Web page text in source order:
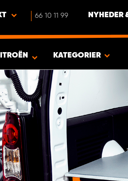
66 10 11 99 NYHEDER
PRODUKTER
KATEGORIER